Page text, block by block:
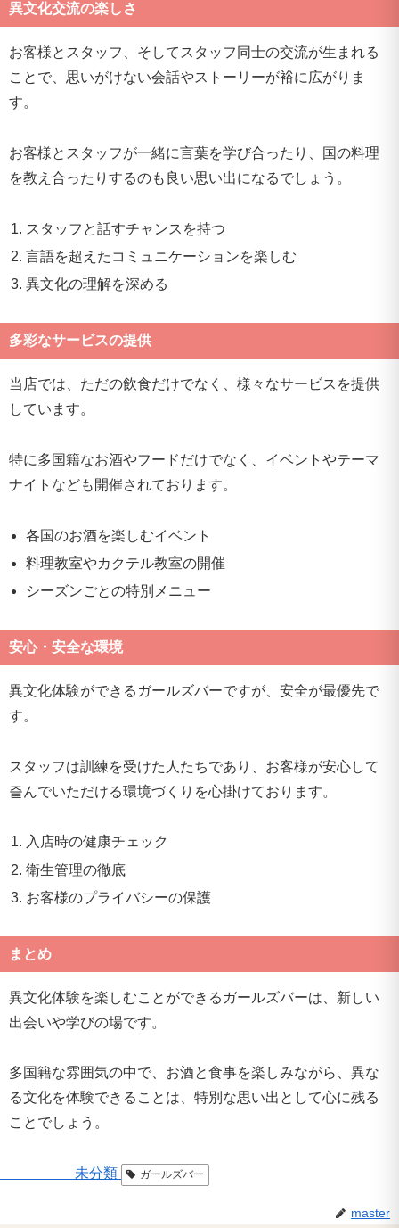
異文化交流の楽しさ
お客様とスタッフ、そしてスタッフ同士の交流が生まれる
ことで、思いがけない会話やストーリーが裕に広がりま
す。
お客様とスタッフが一緒に言葉を学び合ったり、国の料理
を教え合ったりするのも良い思い出になるでしょう。
スタッフと話すチャンスを持つ
言語を超えたコミュニケーションを楽しむ
異文化の理解を深める
多彩なサービスの提供
当店では、ただの飲食だけでなく、様々なサービスを提供
しています。
特に多国籍なお酒やフードだけでなく、イベントやテーマ
ナイトなども開催されております。
各国のお酒を楽しむイベント
料理教室やカクテル教室の開催
シーズンごとの特別メニュー
安心・安全な環境
異文化体験ができるガールズバーですが、安全が最優先で
す。
スタッフは訓練を受けた人たちであり、お客様が安心して
즐んでいただける環境づくりを心掛けております。
入店時の健康チェック
衛生管理の徹底
お客様のプライバシーの保護
まとめ
異文化体験を楽しむことができるガールズバーは、新しい
出会いや学びの場です。
多国籍な雰囲気の中で、お酒と食事を楽しみながら、異な
る文化を体験できることは、特別な思い出として心に残る
ことでしょう。
未分類 ガールズバー
master